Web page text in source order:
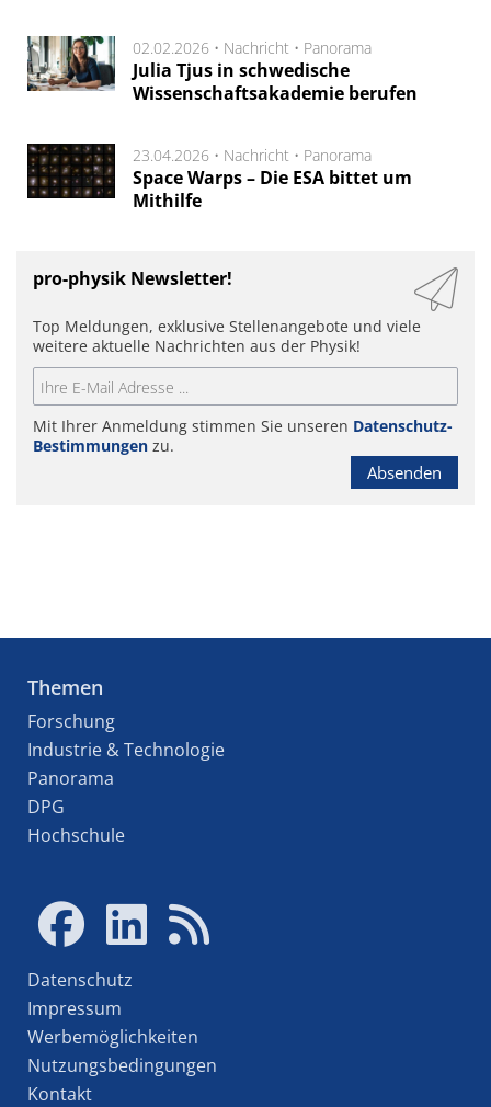
02.02.2026 • Nachricht • Panorama
Julia Tjus in schwedische
Wissenschaftsakademie berufen
23.04.2026 • Nachricht • Panorama
Space Warps – Die ESA bittet um
Mithilfe
pro-physik Newsletter!
Top Meldungen, exklusive Stellenangebote und viele
weitere aktuelle Nachrichten aus der Physik!
Mit Ihrer Anmeldung stimmen Sie unseren Datenschutz-
Bestimmungen zu.
Absenden
Themen
Forschung
Industrie & Technologie
Panorama
DPG
Hochschule
Datenschutz
Impressum
Werbemöglichkeiten
Nutzungsbedingungen
Kontakt